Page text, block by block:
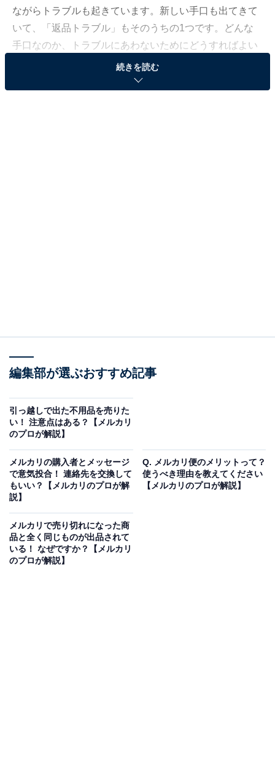
ながらトラブルも起きています。新しい手口も出てきて
いて、「返品トラブル」もそのうちの1つです。どんな
手口なのか、トラブルにあわないためにどうすればよい
のかを「All About」フリマアプリ・ネットオークション
ガイドの川崎さちえが解説していきます。
なっている
いたとしても、返品された時点で偽物にすり替えられて
しまうということです。購入者はこれを狙って高級ブラ
ていきます。商品になんらかの不備があれば出品者も返
品に応じることになりますから、いってみれば出品者の
良心につけこんだトラブルといえるでしょう。
続きを読む
編集部が選ぶおすすめ記事
引っ越しで出た不用品を売りた
い！ 注意点はある？【メルカリ
のプロが解説】
メルカリの購入者とメッセージ
で意気投合！ 連絡先を交換して
もいい？【メルカリのプロが解
説】
Q. メルカリ便のメリットって？
使うべき理由を教えてください
【メルカリのプロが解説】
メルカリで売り切れになった商
品と全く同じものが出品されて
いる！ なぜですか？【メルカリ
のプロが解説】